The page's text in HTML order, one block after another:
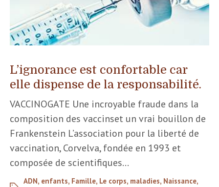
L’ignorance est confortable car
elle dispense de la responsabilité.
VACCINOGATE Une incroyable fraude dans la
composition des vaccinset un vrai bouillon de
Frankenstein L’association pour la liberté de
vaccination, Corvelva, fondée en 1993 et
composée de scientifiques…
ADN, enfants, Famille, Le corps, maladies, Naissance,